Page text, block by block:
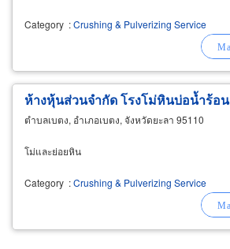
Category :Crushing & Pulverizing Service
ห้างหุ้นส่วนจำกัด โรงโม่หินบ่อน้ำร้อน
ตำบลเบตง, อำเภอเบตง, จังหวัดยะลา 95110
โม่และย่อยหิน
Category :Crushing & Pulverizing Service